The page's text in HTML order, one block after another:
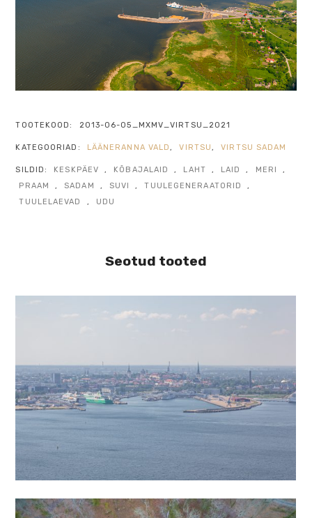
TOOTEKOOD: 2013-06-05_MXMV_VIRTSU_2021
KATEGOORIAD: LÄÄNERANNA VALD, VIRTSU, VIRTSU SADAM
SILDID: KESKPÄEV , KÕBAJALAID , LAHT , LAID , MERI
,
PRAAM
, SADAM , SUVI , TUULEGENERAATORID
,
TUULELAEVAD
, UDU
Seotud tooted